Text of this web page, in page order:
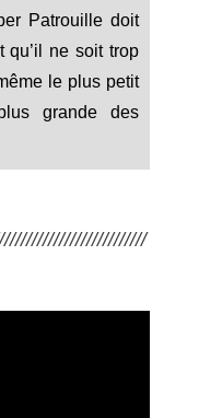
Patrouille doit
qu’il ne soit trop
le plus petit
grande des